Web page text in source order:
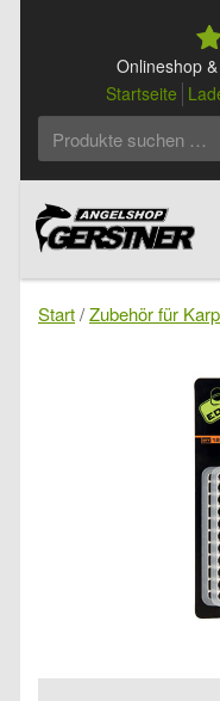
Onlineshop
Startseite
Start/Zubehör für